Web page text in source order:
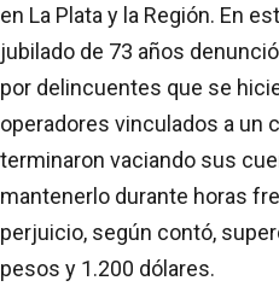
en La Plata y la Región. En
jubilado de 73 años
por delincuentes que se
operadores vinculados a un
terminaron vaciando sus
mantenerlo durante horas
perjuicio, según contó,
pesos y 1.200 dólares.